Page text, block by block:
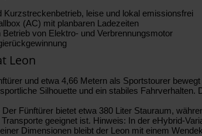
leise und lokal emissionsfrei
(AC) mit planbaren Ladezeiten
von Elektro- und Verbrennungsmotor
Leon
und etwa 4,66 Metern als Sportstourer
Silhouette und ein stabiles
Fünftürer bietet etwa 380 Liter Stauraum,
geeignet ist. Hinweis: In der eHybrid-
Dimensionen bleibt der Leon mit einem